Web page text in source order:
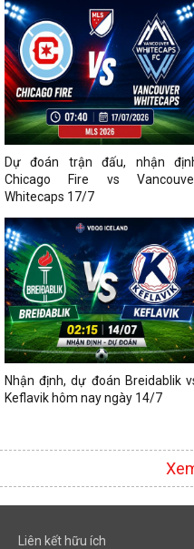
Dự đoán trận đấu, nhận
Chicago Fire vs
Whitecaps 17/7
Nhận định, dự đoán Breidablik
Keflavik hôm nay ngày 14/7
Liên kết hữu ích